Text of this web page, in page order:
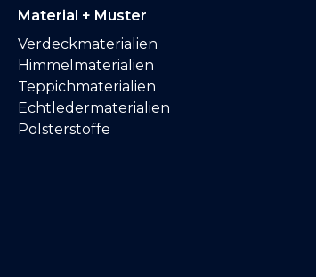
Material + Muster
Verdeckmaterialien
Himmelmaterialien
Teppichmaterialien
Echtledermaterialien
Polsterstoffe